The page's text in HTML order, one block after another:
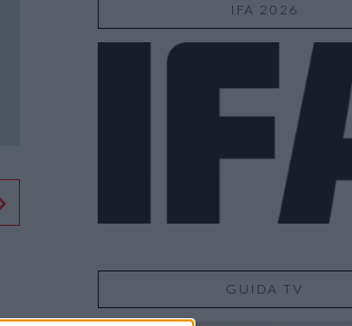
IFA 2026
GUIDA TV